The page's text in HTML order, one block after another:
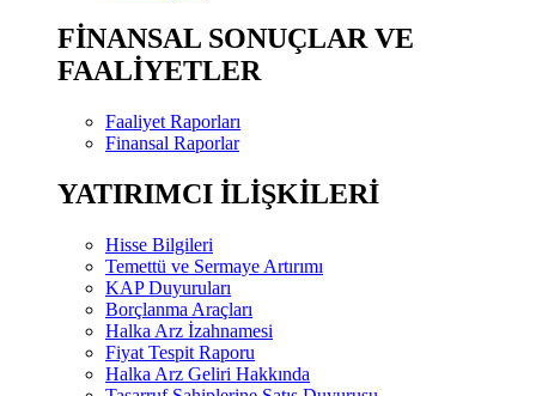
FİNANSAL SONUÇLAR VE
FAALİYETLER
Faaliyet Raporları
Finansal Raporlar
YATIRIMCI İLİŞKİLERİ
Hisse Bilgileri
Temettü ve Sermaye Artırımı
KAP Duyuruları
Borçlanma Araçları
Halka Arz İzahnamesi
Fiyat Tespit Raporu
Halka Arz Geliri Hakkında